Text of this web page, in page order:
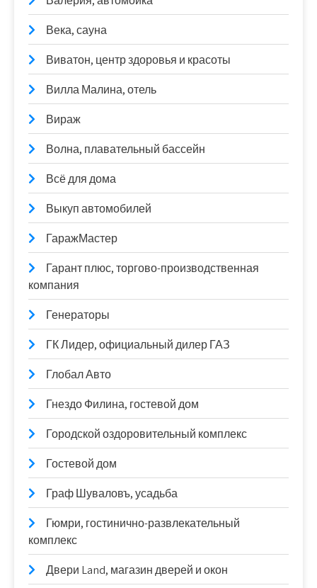
Века, сауна
Виватон, центр здоровья и красоты
Вилла Малина, отель
Вираж
Волна, плавательный бассейн
Всё для дома
Выкуп автомобилей
ГаражМастер
Гарант плюс, торгово-производственная
компания
Генераторы
ГК Лидер, официальный дилер ГАЗ
Глобал Авто
Гнездо Филина, гостевой дом
Городской оздоровительный комплекс
Гостевой дом
Граф Шуваловъ, усадьба
Гюмри, гостинично-развлекательный
комплекс
Двери Land, магазин дверей и окон